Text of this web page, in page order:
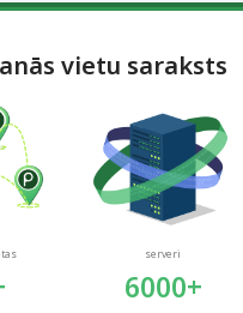
vietu saraksts
serveri
6000+